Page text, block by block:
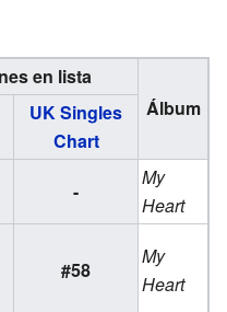
en lista
Álbum
UK Singles
Chart
-
My
Heart
#58
My
Heart